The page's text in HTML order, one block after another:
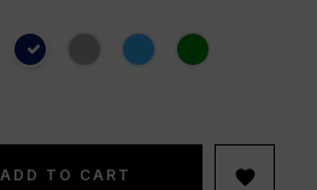
ADD TO CART 